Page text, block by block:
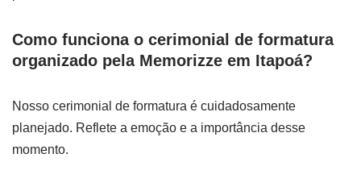
Como funciona o cerimonial de formatura
organizado pela Memorizze em Itapoá?
Nosso cerimonial de formatura é cuidadosamente
planejado. Reflete a emoção e a importância desse
momento.